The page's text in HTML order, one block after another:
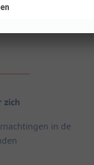
zich
in de